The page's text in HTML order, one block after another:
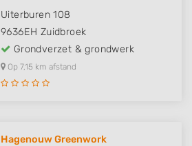
Uiterburen 108
9636EH Zuidbroek
Grondverzet & grondwerk
Op 7,15 km afstand
Hagenouw Greenwork